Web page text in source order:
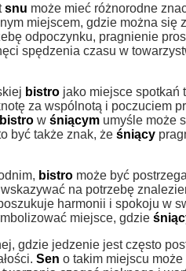
snu może mieć różnorodne
miejscem, gdzie można
odpoczynku, pragnienie
spędzenia czasu w
bistro jako miejsce spotkań
za wspólnotą i poczuciem
bistro w śniącym umyśle może
być także znak, że śniący
bistro może być
na potrzebę
harmonii i spokoju w
miejsce, gdzie
gdzie jedzenie jest często
Sen o takim miejscu